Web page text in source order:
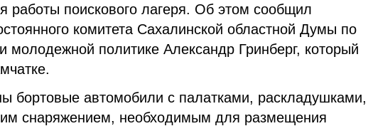
работы поискового лагеря. Об этом сообщил
комитета Сахалинской областной Думы по
молодежной политике Александр Гринберг, который
бортовые автомобили с палатками, раскладушками,
снаряжением, необходимым для размещения